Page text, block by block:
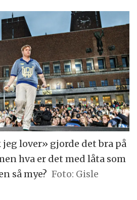
lover» gjorde det bra på
hva er det med låta som
så mye? Foto: Gisle